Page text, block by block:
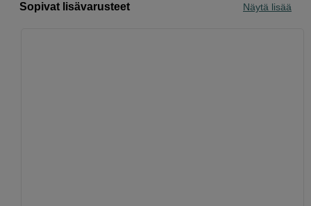
Sopivat lisävarusteet Näytä lisää